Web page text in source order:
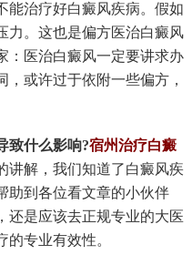
治疗好白癜风疾病。假如
力。这也是偏方医治白癜风
：医治白癜风一定要讲求办
或许过于依附一些偏方，
致什么影响?宿州治疗白癜
讲解，我们知道了白癜风疾
助到各位看文章的小伙伴
还是应该去正规专业的大医
专业有效性。